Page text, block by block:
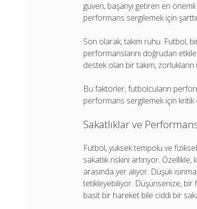
güven, başarıyı getiren en
performans sergilemek için
Son olarak, takım ruhu. Futbol,
performanslarını doğrudan
destek olan bir takım,
Bu faktörler, futbolcuların
performans sergilemek için kritik
Sakatlıklar ve
Futbol, yüksek tempolu ve
sakatlık riskini artırıyor.
arasında yer alıyor. Düşük
tetikleyebiliyor. Düşünsenize,
basit bir hareket bile ciddi bir